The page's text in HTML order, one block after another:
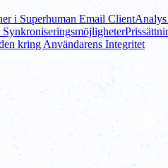
i Superhuman Email Client
kring Användarens Integritet